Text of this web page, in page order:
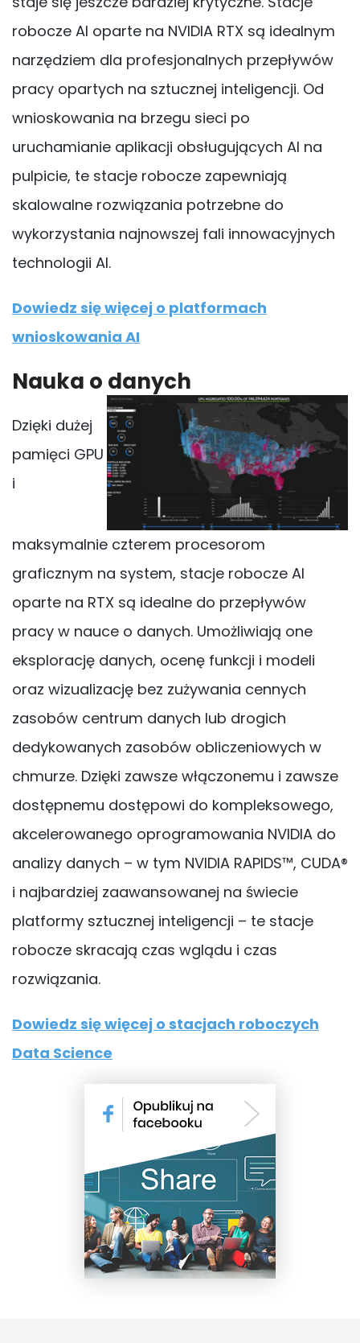
robocze AI oparte na NVIDIA RTX są idealnym
narzędziem dla profesjonalnych przepływów
pracy opartych na sztucznej inteligencji. Od
wnioskowania na brzegu sieci po
uruchamianie aplikacji obsługujących AI na
pulpicie, te stacje robocze zapewniają
skalowalne rozwiązania potrzebne do
wykorzystania najnowszej fali innowacyjnych
technologii AI.
Dowiedz się więcej o platformach
wnioskowania AI
Nauka o danych
Dzięki dużej
pamięci GPU
i
maksymalnie czterem procesorom
graficznym na system, stacje robocze AI
oparte na RTX są idealne do przepływów
pracy w nauce o danych. Umożliwiają one
eksplorację danych, ocenę funkcji i modeli
oraz wizualizację bez zużywania cennych
zasobów centrum danych lub drogich
dedykowanych zasobów obliczeniowych w
chmurze. Dzięki zawsze włączonemu i zawsze
dostępnemu dostępowi do kompleksowego,
akcelerowanego oprogramowania NVIDIA do
analizy danych – w tym NVIDIA RAPIDS™, CUDA®
i najbardziej zaawansowanej na świecie
platformy sztucznej inteligencji – te stacje
robocze skracają czas wglądu i czas
rozwiązania.
Dowiedz się więcej o stacjach roboczych
Data Science